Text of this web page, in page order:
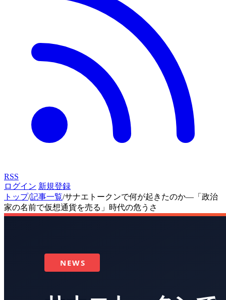
RSS
ログイン 新規登録
トップ/記事一覧/サナエトークンで何が起きたのか―「政治
家の名前で仮想通貨を売る」時代の危うさ